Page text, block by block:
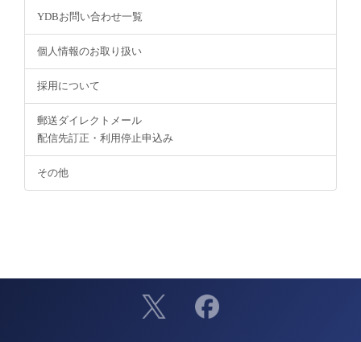
YDBお問い合わせ一覧
個人情報のお取り扱い
採用について
郵送ダイレクトメール
配信先訂正・利用停止申込み
その他